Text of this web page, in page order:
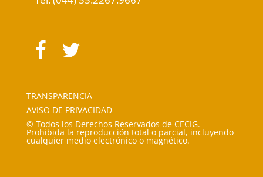
TRANSPARENCIA
AVISO DE PRIVACIDAD
© Todos los Derechos Reservados de CECIG.
Prohibida la reproducción total o parcial, incluyendo
cualquier medio electrónico o magnético.